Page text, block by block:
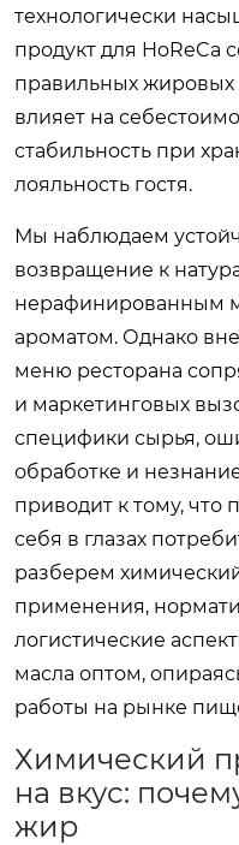
технологически
продукт для HoReCa
правильных
влияет на
стабильность при
лояльность гостя.
Мы наблюдаем
возвращение к
нерафинированным
ароматом. Однако
меню ресторана
и маркетинговых
специфики сырья,
обработке и
приводит к тому, что
себя в глазах
разберем
применения,
логистические
масла оптом,
работы на рынке
Химический
на вкус:
жир